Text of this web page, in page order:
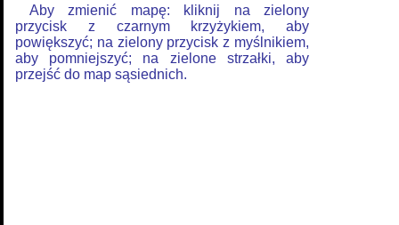
Aby zmienić mapę: kliknij na zielony
przycisk z czarnym krzyżykiem, aby
powiększyć; na zielony przycisk z myślnikiem,
aby pomniejszyć; na zielone strzałki, aby
przejść do map sąsiednich.